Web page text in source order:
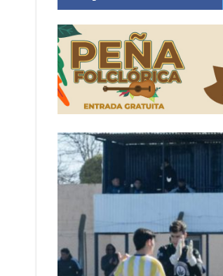
Cañada del Ucle se